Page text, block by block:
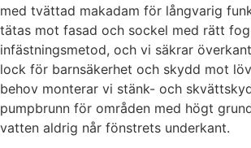
med tvättad makadam för långvarig
tätas mot fasad och sockel med rätt
infästningsmetod, och vi säkrar
lock för barnsäkerhet och skydd mot
behov monterar vi stänk- och
pumpbrunn för områden med högt
vatten aldrig når fönstrets underkant.